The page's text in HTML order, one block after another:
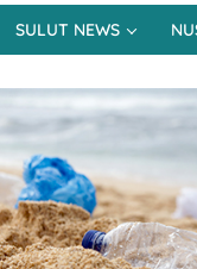
SULUT NEWS